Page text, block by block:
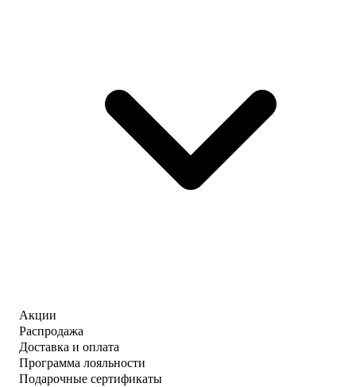
Акции
Распродажа
Доставка и оплата
Программа лояльности
Подарочные сертификаты